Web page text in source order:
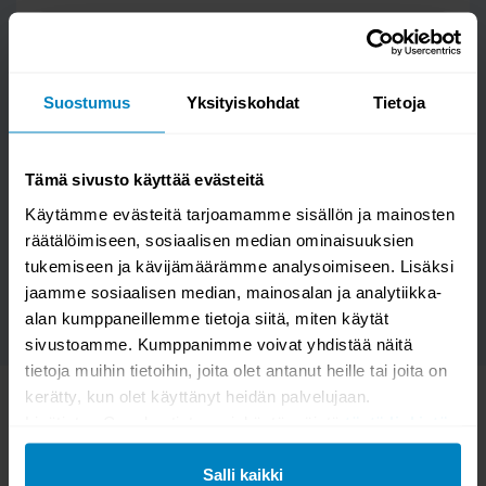
Suostumus Yksityiskohdat Tietoja
Tämä sivusto käyttää evästeitä
Käytämme evästeitä tarjoamamme sisällön ja mainosten
räätälöimiseen, sosiaalisen median ominaisuuksien
tukemiseen ja kävijämäärämme analysoimiseen. Lisäksi
jaamme sosiaalisen median, mainosalan ja analytiikka-
alan kumppaneillemme tietoja siitä, miten käytät
sivustoamme. Kumppanimme voivat yhdistää näitä
tietoja muihin tietoihin, joita olet antanut heille tai joita on
kerätty, kun olet käyttänyt heidän palvelujaan.
Salli kaikki
LÄHETÄ
KATSO MYÖS